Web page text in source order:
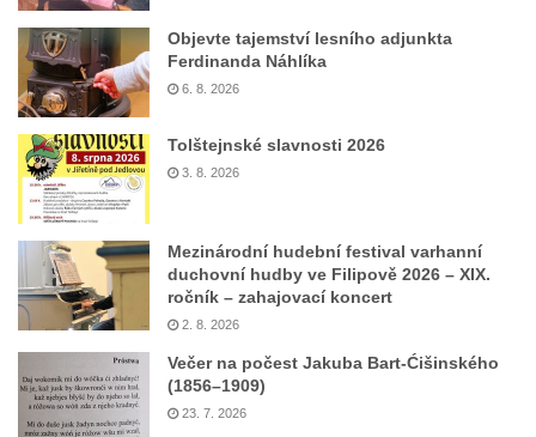
Objevte tajemství lesního adjunkta
Ferdinanda Náhlíka
6. 8. 2026
Tolštejnské slavnosti 2026
3. 8. 2026
Mezinárodní hudební festival varhanní
duchovní hudby ve Filipově 2026 – XIX.
ročník – zahajovací koncert
2. 8. 2026
Večer na počest Jakuba Bart-Ćišinského
(1856–1909)
23. 7. 2026